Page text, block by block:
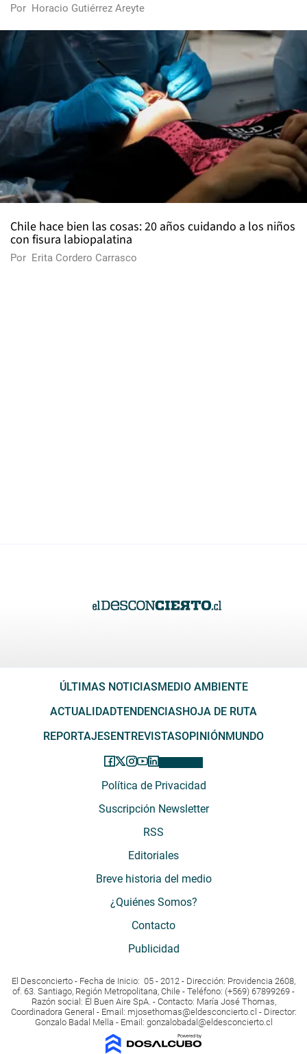
Por Horacio Gutiérrez Areyte
Chile hace bien las cosas: 20 años cuidando a los niños
con fisura labiopalatina
Por Erita Cordero Carrasco
ÚLTIMAS NOTICIAS MEDIO AMBIENTE
ACTUALIDADTENDENCIAS HOJA DE RUTA
REPORTAJES ENTREVISTASOPINIÓN MUNDO
Política de Privacidad
Suscripción Newsletter
RSS
Editoriales
Breve historia del medio
¿Quiénes Somos?
Contacto
Publicidad
El Desconcierto - Fecha de Inicio: 05 - 2012 - Dirección: Providencia 2608,
of. 63. Santiago, Región Metropolitana, Chile - Teléfono: (+569) 67899269 -
Razón social: El Buen Aire SpA. - Contacto: María José Thomas,
Coordinadora General - Email: mjosethomas@eldesconcierto.cl - Director:
Gonzalo Badal Mella - Email: gonzalobadal@eldesconcierto.cl